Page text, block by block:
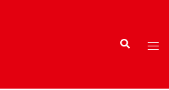
Search